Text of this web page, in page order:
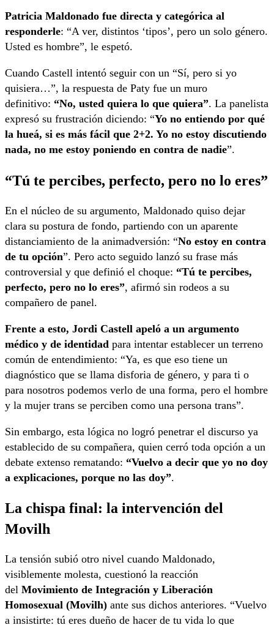
Patricia Maldonado fue directa y categórica al
responderle: “A ver, distintos ‘tipos’, pero un solo género.
Usted es hombre”, le espetó.
Cuando Castell intentó seguir con un “Sí, pero si yo
quisiera…”, la respuesta de Paty fue un muro
definitivo: “No, usted quiera lo que quiera”. La panelista
expresó su frustración diciendo: “Yo no entiendo por qué
la hueá, si es más fácil que 2+2. Yo no estoy discutiendo
nada, no me estoy poniendo en contra de nadie”.
“Tú te percibes, perfecto, pero no lo eres”
En el núcleo de su argumento, Maldonado quiso dejar
clara su postura de fondo, partiendo con un aparente
distanciamiento de la animadversión: “No estoy en contra
de tu opción”. Pero acto seguido lanzó su frase más
controversial y que definió el choque: “Tú te percibes,
perfecto, pero no lo eres”, afirmó sin rodeos a su
compañero de panel.
Frente a esto, Jordi Castell apeló a un argumento
médico y de identidad para intentar establecer un terreno
común de entendimiento: “Ya, es que eso tiene un
diagnóstico que se llama disforia de género, y para ti o
para nosotros podemos verlo de una forma, pero el hombre
y la mujer trans se perciben como una persona trans”.
Sin embargo, esta lógica no logró penetrar el discurso ya
establecido de su compañera, quien cerró toda opción a un
debate extenso rematando: “Vuelvo a decir que yo no doy
a explicaciones, porque no las doy”.
La chispa final: la intervención del
Movilh
La tensión subió otro nivel cuando Maldonado,
visiblemente molesta, cuestionó la reacción
del Movimiento de Integración y Liberación
Homosexual (Movilh) ante sus dichos anteriores. “Vuelvo
a insistirte: tú eres dueño de hacer de tu vida lo que